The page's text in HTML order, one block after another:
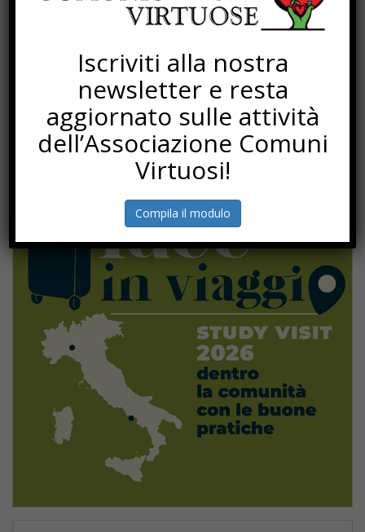
Iscriviti alla nostra
newsletter e resta
aggiornato sulle attività
dell’Associazione Comuni
Virtuosi!
Compila il modulo